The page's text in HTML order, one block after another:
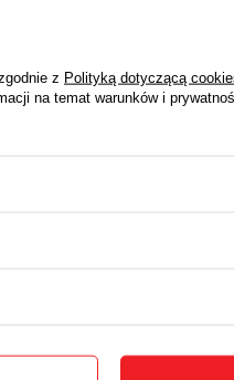
z Polityką dotyczącą
na temat warunków i